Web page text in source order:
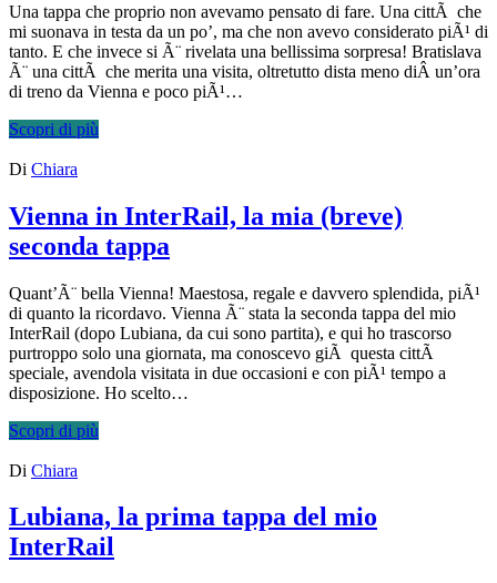
Una tappa che proprio non avevamo pensato di fare. Una cittÃ che
mi suonava in testa da un po’, ma che non avevo considerato piÃ¹ di
tanto. E che invece si Ã¨ rivelata una bellissima sorpresa! Bratislava
Ã¨ una cittÃ che merita una visita, oltretutto dista meno diÂ un’ora
di treno da Vienna e poco piÃ¹…
Scopri di più
Di Chiara
Vienna in InterRail, la mia (breve)
seconda tappa
Quant’Ã¨ bella Vienna! Maestosa, regale e davvero splendida, piÃ¹
di quanto la ricordavo. Vienna Ã¨ stata la seconda tappa del mio
InterRail (dopo Lubiana, da cui sono partita), e qui ho trascorso
purtroppo solo una giornata, ma conoscevo giÃ questa cittÃ
speciale, avendola visitata in due occasioni e con piÃ¹ tempo a
disposizione. Ho scelto…
Scopri di più
Di Chiara
Lubiana, la prima tappa del mio
InterRail